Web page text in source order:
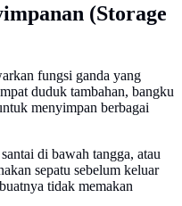
(Storage
fungsi ganda yang
duduk tambahan, bangku
menyimpan berbagai
di bawah tangga, atau
sepatu sebelum keluar
tidak memakan